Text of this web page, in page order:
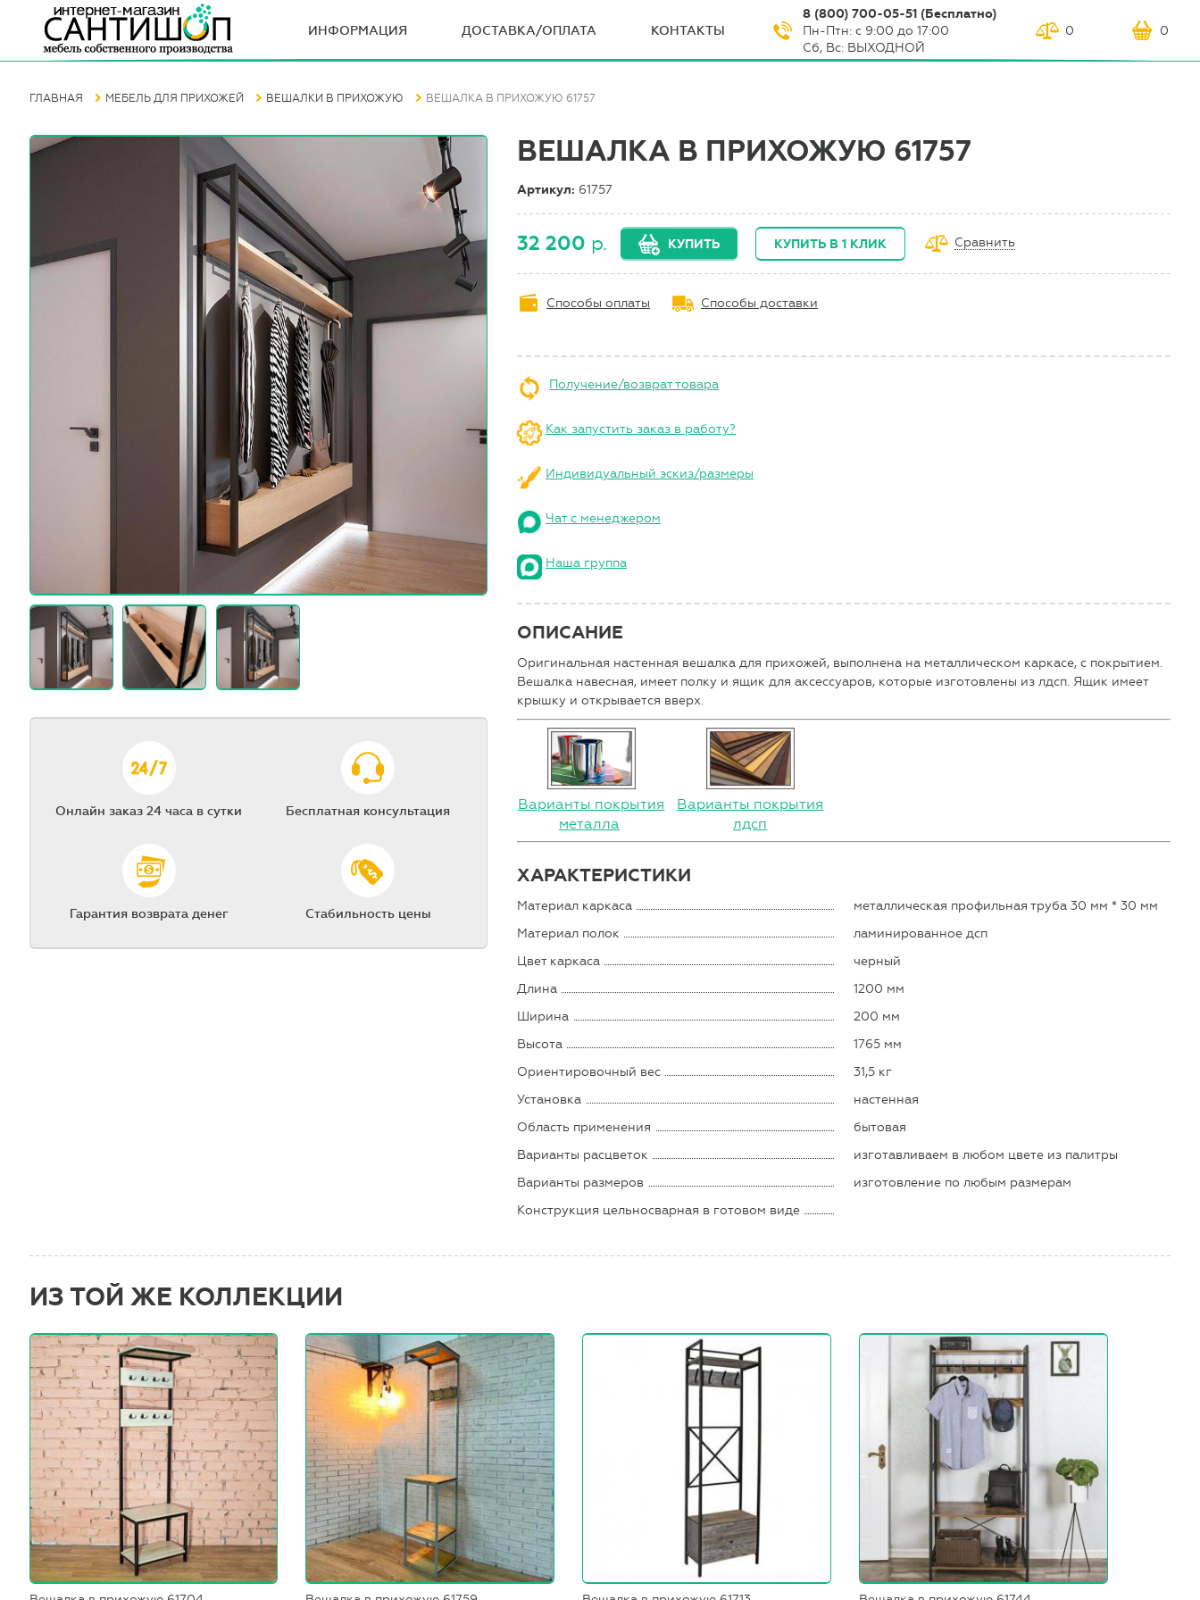
ИНФОРМАЦИЯ ДОСТАВКА/ОПЛАТА КОНТАКТЫ
8 (800) 700-05-51 (Бесплатно)
Пн-Птн: с 9:00 до 17:00
Сб, Вс: ВЫХОДНОЙ
0 0
ГЛАВНАЯ МЕБЕЛЬ ДЛЯ ПРИХОЖЕЙ ВЕШАЛКИ В ПРИХОЖУЮ ВЕШАЛКА В ПРИХОЖУЮ 61757
Онлайн заказ 24 часа в сутки Бесплатная консультация
Гарантия возврата денег Стабильность цены
ВЕШАЛКА В ПРИХОЖУЮ 61757
Артикул: 61757
32 200 р. КУПИТЬ КУПИТЬ В 1 КЛИК Сравнить
Способы оплаты Способы доставки
Получение/возврат товара
Как запустить заказ в работу?
Индивидуальный эскиз/размеры
Чат с менеджером
Наша группа
ОПИСАНИЕ
Оригинальная настенная вешалка для прихожей, выполнена на металлическом каркасе, с покрытием.
Вешалка навесная, имеет полку и ящик для аксессуаров, которые изготовлены из лдсп. Ящик имеет
крышку и открывается вверх.
Варианты покрытия
металла
Варианты покрытия
лдсп
ХАРАКТЕРИСТИКИ
Материал каркаса
металлическая профильная труба 30 мм * 30 мм
Материал полок
ламинированное дсп
Цвет каркаса
черный
Длина
1200 мм
Ширина
200 мм
Высота
1765 мм
Ориентировочный вес
31,5 кг
Установка
настенная
Область применения
бытовая
Варианты расцветок
изготавливаем в любом цвете из палитры
Варианты размеров
изготовление по любым размерам
Конструкция цельносварная в готовом виде
ИЗ ТОЙ ЖЕ КОЛЛЕКЦИИ